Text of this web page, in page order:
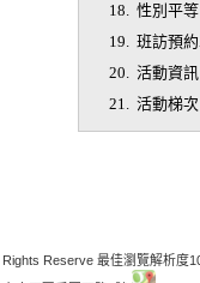
18. 性別平等
19. 班訪預
20. 活動資訊
21. 活動梯次
Reserve 最佳瀏覽解析度